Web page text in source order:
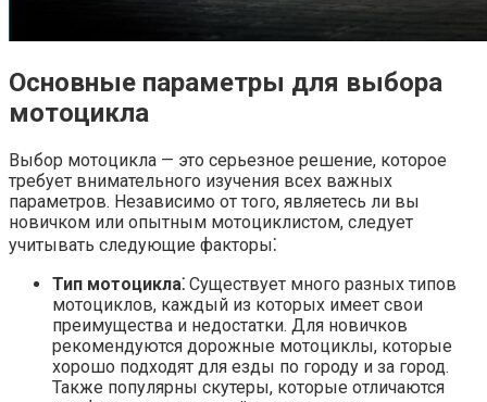
Основные параметры для выбора
мотоцикла
Выбор мотоцикла — это серьезное решение, которое
требует внимательного изучения всех важных
параметров.​ Независимо от того, являетесь ли вы
новичком или опытным мотоциклистом, следует
учитывать следующие факторы⁚
Тип мотоцикла⁚ Существует много разных типов
мотоциклов, каждый из которых имеет свои
преимущества и недостатки.​ Для новичков
рекомендуются дорожные мотоциклы, которые
хорошо подходят для езды по городу и за город.​
Также популярны скутеры, которые отличаются